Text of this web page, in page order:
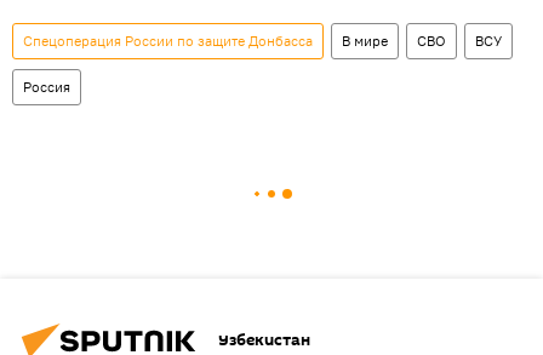
Спецоперация России по защите Донбасса В мире СВО ВСУ
Россия
Узбекистан